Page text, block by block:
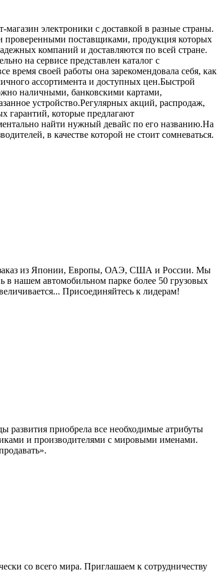
электроники с доставкой в разные страны.
проверенными поставщиками, продукция которых
компаний и доставляются по всей стране.
на сервисе представлен каталог с
своей работы она зарекомендовала себя, как
ассортимента и доступных цен.Быстрой
наличными, банковскими картами,
устройство.Регулярных акций, распродаж,
гарантий, которые предлагают
найти нужный девайс по его названию.На
в качестве которой не стоит сомневаться.
заказ из Японии, Европы, ОАЭ, США и России. Мы
в нашем автомобильном парке более 50 грузовых
Присоединяйтесь к лидерам!
приобрела все необходимые атрибуты
и производителями с мировыми именами.
со всего мира. Приглашаем к сотрудничеству